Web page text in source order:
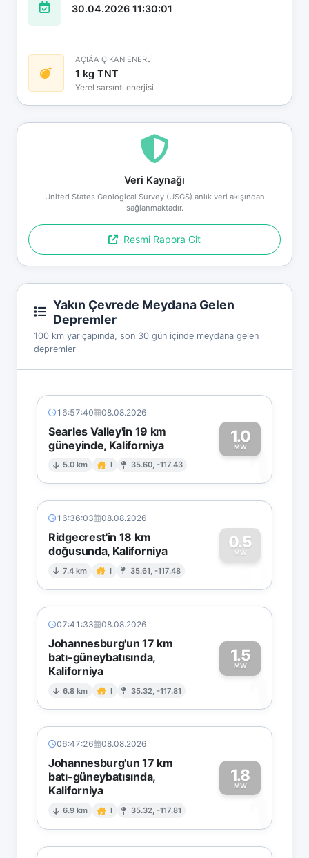
30.04.2026 11:30:01
AÇIÄA ÇIKAN ENERJİ
1 kg TNT
Yerel sarsıntı enerjisi
Veri Kaynağı
United States Geological Survey (USGS) anlık veri akışından
sağlanmaktadır.
Resmi Rapora Git
Yakın Çevrede Meydana Gelen
Depremler
100 km yarıçapında, son 30 gün içinde meydana gelen
depremler
16:57:40 08.08.2026
Searles Valley'in 19 km
güneyinde, Kaliforniya
5.0 km I 35.60, -117.43
1.0
MW1
16:36:03 08.08.2026
Ridgecrest'in 18 km
doğusunda, Kaliforniya
7.4 km I 35.61, -117.48
0.5
MW
0
07:41:33 08.08.2026
Johannesburg'un 17 km
batı-güneybatısında,
Kaliforniya
6.8 km I 35.32, -117.81
1.5
MW
1
06:47:26 08.08.2026
Johannesburg'un 17 km
batı-güneybatısında,
Kaliforniya
6.9 km I 35.32, -117.81
1.8
MW
1